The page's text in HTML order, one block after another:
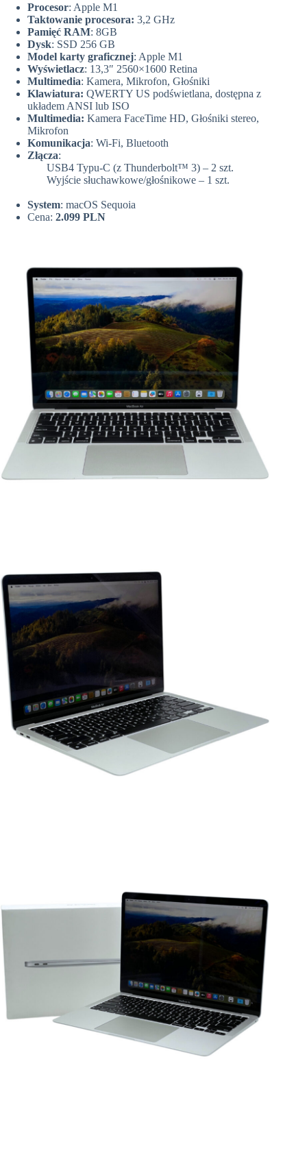
Procesor: Apple M1
Taktowanie procesora: 3,2 GHz
Pamięć RAM: 8GB
Dysk: SSD 256 GB
Model karty graficznej: Apple M1
Wyświetlacz: 13,3″ 2560×1600 Retina
Multimedia: Kamera, Mikrofon, Głośniki
Klawiatura: QWERTY US podświetlana, dostępna z
układem ANSI lub ISO
Multimedia: Kamera FaceTime HD, Głośniki stereo,
Mikrofon
Komunikacja: Wi-Fi, Bluetooth
Złącza:
USB4 Typu-C (z Thunderbolt™ 3) – 2 szt.
Wyjście słuchawkowe/głośnikowe – 1 szt.
System: macOS Sequoia
Cena: 2.099 PLN